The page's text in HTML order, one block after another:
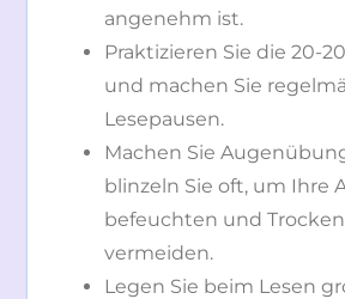
angenehm ist.
Praktizieren Sie die 20-
und machen Sie
Lesepausen.
Machen Sie
blinzeln Sie oft, um Ihre
befeuchten und
vermeiden.
Legen Sie beim Lesen